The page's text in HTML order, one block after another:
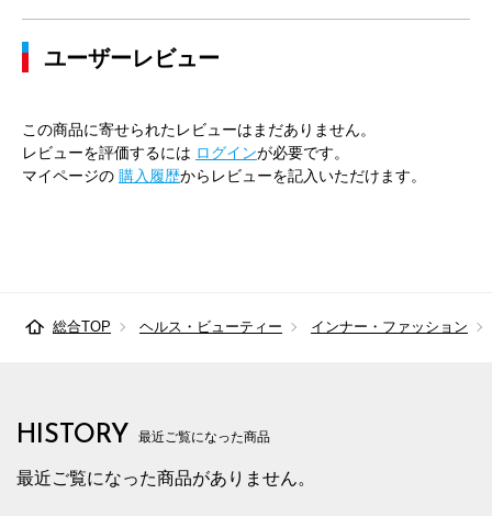
ユーザーレビュー
この商品に寄せられたレビューはまだありません。
レビューを評価するには ログインが必要です。
マイページの 購入履歴からレビューを記入いただけます。
総合TOP ヘルス・ビューティー インナー・ファッション
HISTORY 最近ご覧になった商品
最近ご覧になった商品がありません。